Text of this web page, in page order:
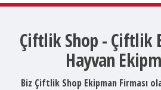
Çiftlik Shop - Çiftlik
Hayvan
Biz Çiftlik Shop Ekipman Firması